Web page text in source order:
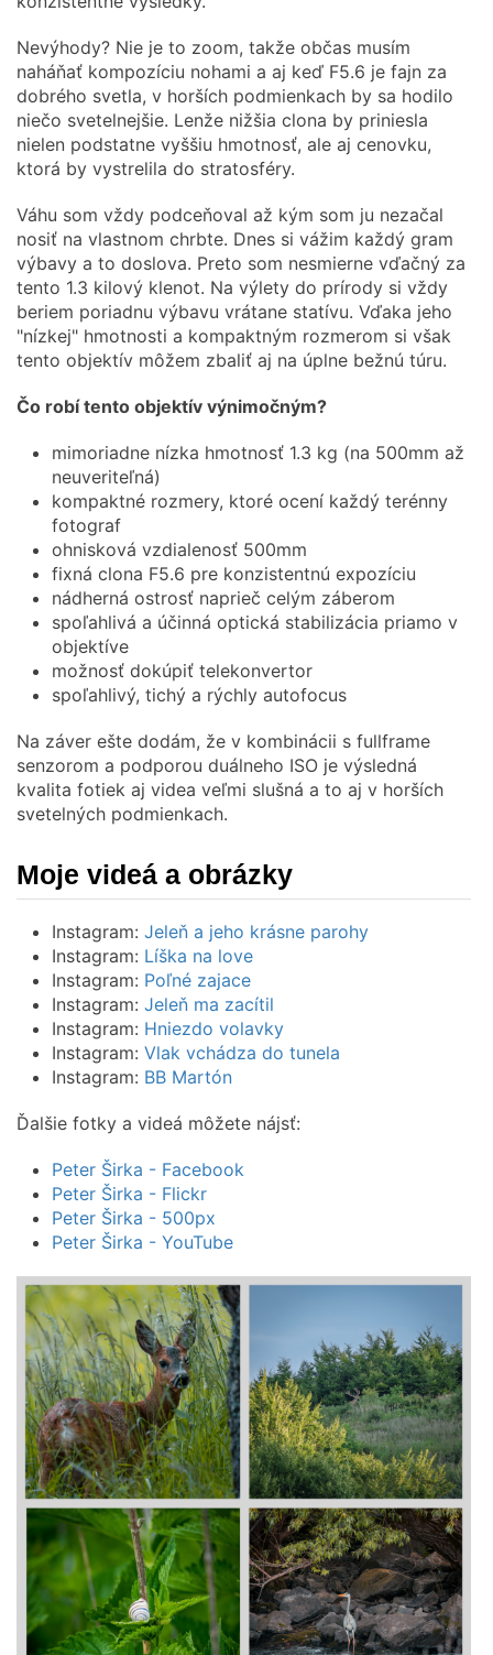
Nevýhody? Nie je to zoom, takže občas musím
naháňať kompozíciu nohami a aj keď F5.6 je fajn za
dobrého svetla, v horších podmienkach by sa hodilo
niečo svetelnejšie. Lenže nižšia clona by priniesla
nielen podstatne vyššiu hmotnosť, ale aj cenovku,
ktorá by vystrelila do stratosféry.
Váhu som vždy podceňoval až kým som ju nezačal
nosiť na vlastnom chrbte. Dnes si vážim každý gram
výbavy a to doslova. Preto som nesmierne vďačný za
tento 1.3 kilový klenot. Na výlety do prírody si vždy
beriem poriadnu výbavu vrátane statívu. Vďaka jeho
"nízkej" hmotnosti a kompaktným rozmerom si však
tento objektív môžem zbaliť aj na úplne bežnú túru.
Čo robí tento objektív výnimočným?
mimoriadne nízka hmotnosť 1.3 kg (na 500mm až
neuveriteľná)
kompaktné rozmery, ktoré ocení každý terénny
fotograf
ohnisková vzdialenosť 500mm
fixná clona F5.6 pre konzistentnú expozíciu
nádherná ostrosť naprieč celým záberom
spoľahlivá a účinná optická stabilizácia priamo v
objektíve
možnosť dokúpiť telekonvertor
spoľahlivý, tichý a rýchly autofocus
Na záver ešte dodám, že v kombinácii s fullframe
senzorom a podporou duálneho ISO je výsledná
kvalita fotiek aj videa veľmi slušná a to aj v horších
svetelných podmienkach.
Moje videá a obrázky
Instagram: Jeleň a jeho krásne parohy
Instagram: Líška na love
Instagram: Poľné zajace
Instagram: Jeleň ma zacítil
Instagram: Hniezdo volavky
Instagram: Vlak vchádza do tunela
Instagram: BB Martón
Ďalšie fotky a videá môžete nájsť:
Peter Širka - Facebook
Peter Širka - Flickr
Peter Širka - 500px
Peter Širka - YouTube